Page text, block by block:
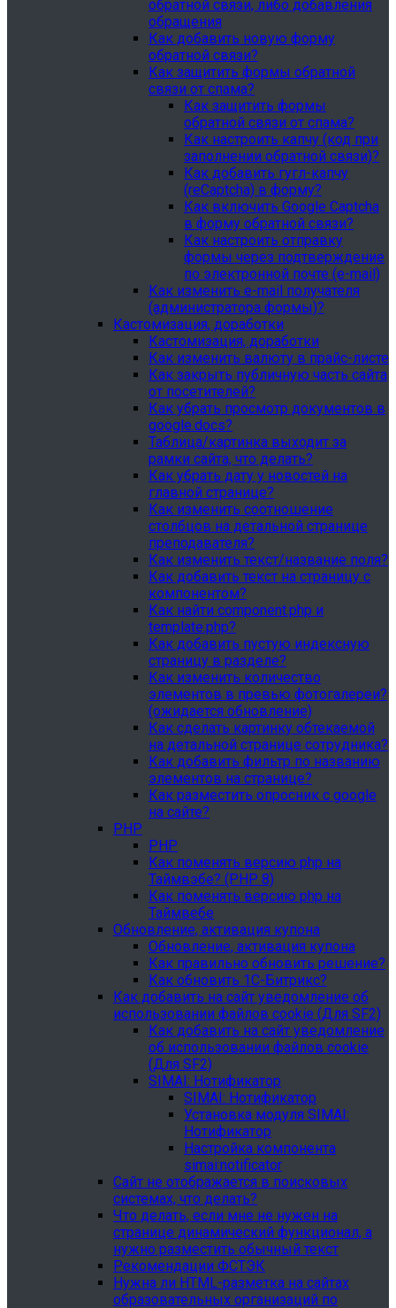
обратной связи, либо добавления
обращения
Как добавить новую форму
обратной связи?
Как защитить формы обратной
связи от спама?
Как защитить формы
обратной связи от спама?
Как настроить капчу (код при
заполнении обратной связи)?
Как добавить гугл-капчу
(reCaptcha) в форму?
Как включить Google Captcha
в форму обратной связи?
Как настроить отправку
формы через подтверждение
по электронной почте (e-mail)
Как изменить e-mail получателя
(администратора формы)?
Кастомизация, доработки
Кастомизация, доработки
Как изменить валюту в прайс-листе
Как закрыть публичную часть сайта
от посетителей?
Как убрать просмотр документов в
google.docs?
Таблица/картинка выходит за
рамки сайта, что делать?
Как убрать дату у новостей на
главной странице?
Как изменить соотношение
столбцов на детальной странице
преподавателя?
Как изменить текст/название поля?
Как добавить текст на страницу с
компонентом?
Как найти component.php и
template.php?
Как добавить пустую индексную
страницу в разделе?
Как изменить количество
элементов в превью фотогалереи?
(ожидается обновление)
Как сделать картинку обтекаемой
на детальной странице сотрудника?
Как добавить фильтр по названию
элементов на странице?
Как разместить опросник с google
на сайте?
PHP
PHP
Как поменять версию php на
Таймвэбе? (PHP 8)
Как поменять версию php на
Таймвебе
Обновление, активация купона
Обновление, активация купона
Как правильно обновить решение?
Как обновить 1С-Битрикс?
Как добавить на сайт уведомление об
использовании файлов cookie (Для SF2)
Как добавить на сайт уведомление
об использовании файлов cookie
(Для SF2)
SIMAI: Нотификатор
SIMAI: Нотификатор
Установка модуля SIMAI:
Нотификатор
Настройка компонента
simai:notificator
Сайт не отображается в поисковых
системах, что делать?
Что делать, если мне не нужен на
странице динамический функционал, а
нужно разместить обычный текст
Рекомендации ФСТЭК
Нужна ли HTML-разметка на сайтах
образовательных организаций по